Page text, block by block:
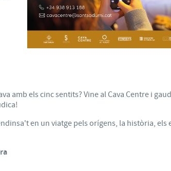
amb els cinc sentits? Vine al Cava Centre i
en un viatge pels orígens, la història, els